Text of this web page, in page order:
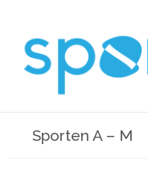
Sporten A – M